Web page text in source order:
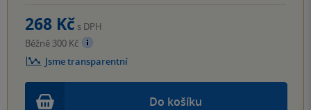
Do košíku
268 Kč s DPH
Běžně 300 Kč
Jsme transparentní